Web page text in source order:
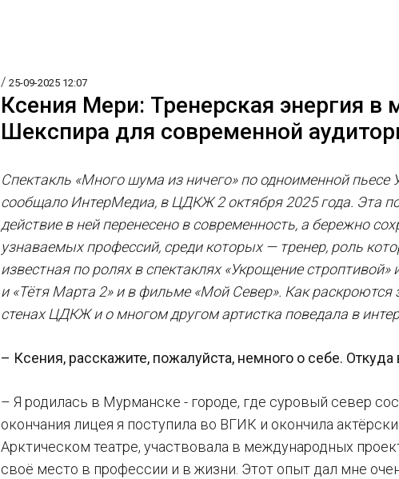
/25-09-2025 12:07
Ксения Мери: Тренерская энергия
Шекспира для современной
Спектакль «Много шума из ничего» по одноименной
сообщало ИнтерМедиа, в ЦДКЖ 2 октября 2025 года. Эта
действие в ней перенесено в современность, а бережно
узнаваемых профессий, среди которых — тренер, роль
известная по ролях в спектаклях «Укрощение
и «Тётя Марта 2» и в фильме «Мой Север». Как
стенах ЦДКЖ и о многом другом артистка поведала в
– Ксения, расскажите, пожалуйста, немного о себе.
– Я родилась в Мурманске - городе, где суровый север
окончания лицея я поступила во ВГИК и окончила
Арктическом театре, участвовала в международных
своё место в профессии и в жизни. Этот опыт дал мне